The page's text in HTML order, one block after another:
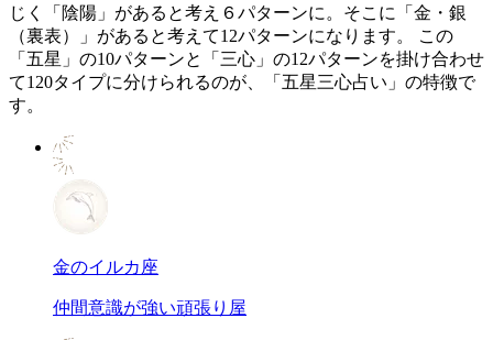
じく「陰陽」があると考え６パターンに。そこに「金・銀
（裏表）」があると考えて12パターンになります。 この
「五星」の10パターンと「三心」の12パターンを掛け合わせ
て120タイプに分けられるのが、「五星三心占い」の特徴で
す。
金のイルカ座
仲間意識が強い頑張り屋